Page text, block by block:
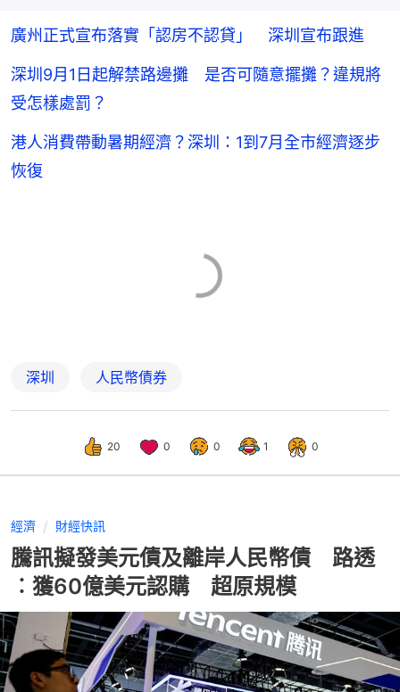
廣州正式宣布落實「認房不認貸」 深圳宣布跟進
深圳9月1日起解禁路邊攤 是否可隨意擺攤？違規將
受怎樣處罰？
港人消費帶動暑期經濟？深圳：1到7月全市經濟逐步
恢復
深圳 人民幣債券
20 0 0 1 0
經濟 財經快訊
騰訊擬發美元債及離岸人民幣債 路透
︰獲60億美元認購 超原規模